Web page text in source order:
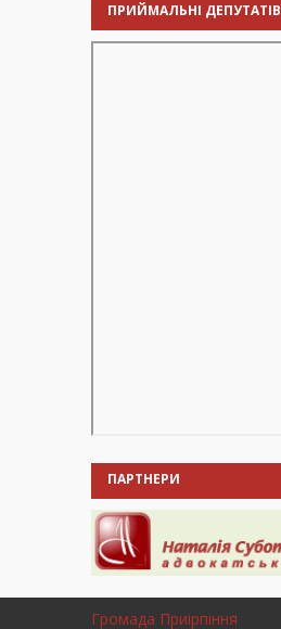
ПРИЙМАЛЬНІ ДЕПУТАТІВ
ПАРТНЕРИ
Громада Приірпіння